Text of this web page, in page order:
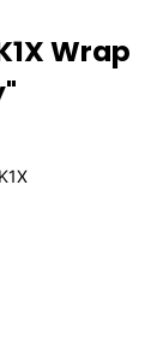
Wrap